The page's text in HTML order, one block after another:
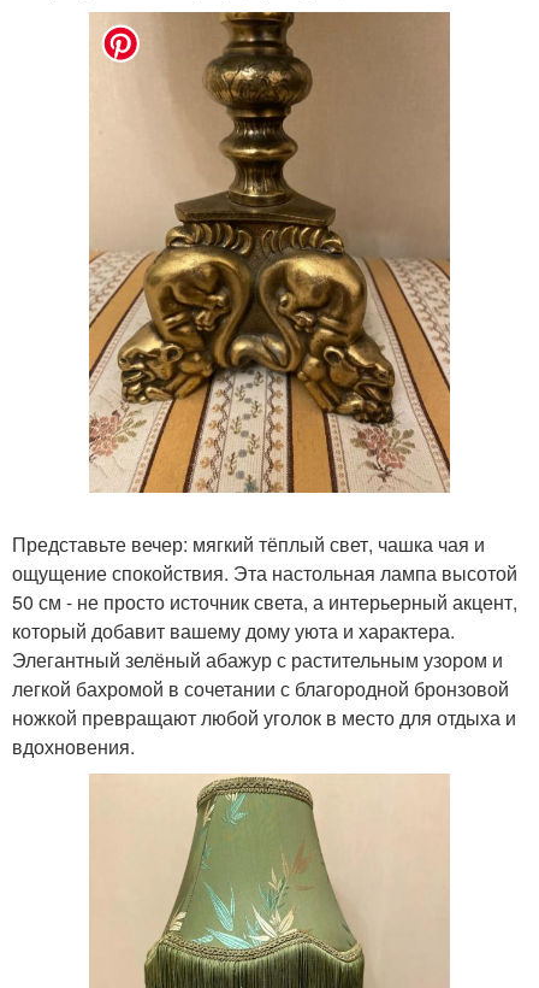
Представьте вечер: мягкий тёплый свет, чашка чая и
ощущение спокойствия. Эта настольная лампа высотой
50 см - не просто источник света, а интерьерный акцент,
который добавит вашему дому уюта и характера.
Элегантный зелёный абажур с растительным узором и
легкой бахромой в сочетании с благородной бронзовой
ножкой превращают любой уголок в место для отдыха и
вдохновения.